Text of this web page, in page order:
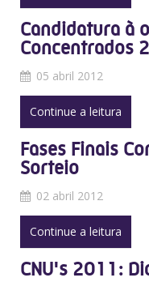
Candidatura à
Concentrados
05 abril 2012
Continue a leitura
Fases Finais
Sorteio
02 abril 2012
Continue a leitura
CNU's 2011: